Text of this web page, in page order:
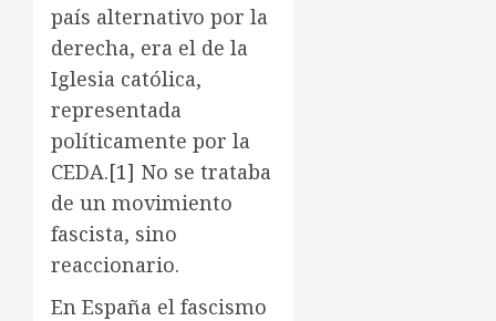
país alternativo por la
derecha, era el de la
Iglesia católica,
representada
políticamente por la
CEDA.[1] No se trataba
de un movimiento
fascista, sino
reaccionario.
En España el fascismo